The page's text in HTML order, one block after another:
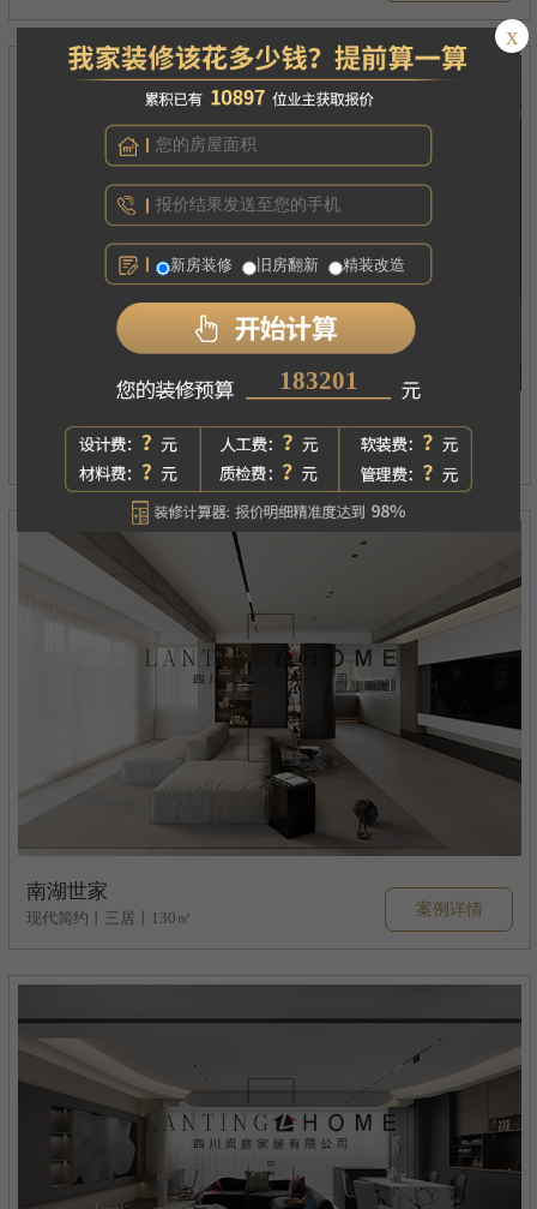
西府琅悦
现代简约丨四居丨180㎡ 案例详情
南湖世家
现代简约丨三居丨130㎡ 案例详情
x
新房装修 旧房翻新 精装改造
271067